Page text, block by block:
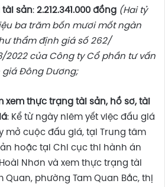
tài sản: 2.212.341.000 đồng (Hai tỷ
ba trăm bốn mươi mốt ngàn
thẩm định giá số 262/
2022 của Công ty Cổ phần tư vấn
Đông Dương;
xem thực trạng tài sản, hồ sơ, tài
: Kể từ ngày niêm yết việc đấu giá
mở cuộc đấu giá, tại Trung tâm
hoặc tại Chi cục thi hành án
Nhơn và xem thực trạng tài
Quan, phường Tam Quan Bắc, thị